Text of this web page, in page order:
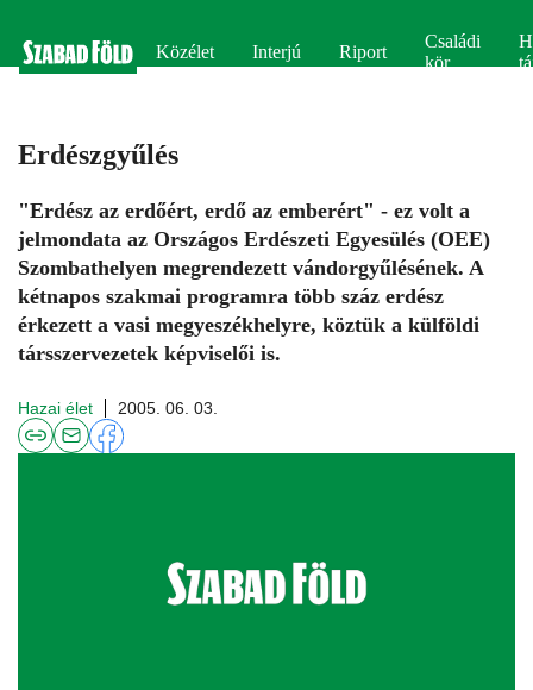
Közélet Interjú Riport
Családi
kör
Erdészgyűlés
"Erdész az erdőért, erdő az emberért" - ez volt a
jelmondata az Országos Erdészeti Egyesülés (OEE)
Szombathelyen megrendezett vándorgyűlésének. A
kétnapos szakmai programra több száz erdész
érkezett a vasi megyeszékhelyre, köztük a külföldi
társszervezetek képviselői is.
Hazai élet 2005. 06. 03.